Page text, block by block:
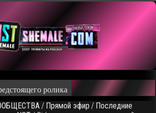
ролика
/ Прямой эфир / Последние